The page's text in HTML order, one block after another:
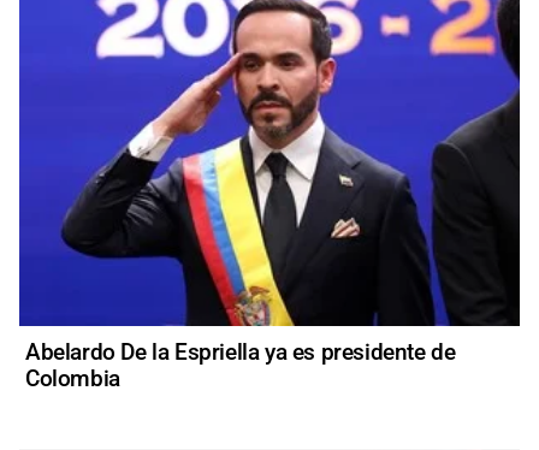
Abelardo De la Espriella ya es presidente de
Colombia